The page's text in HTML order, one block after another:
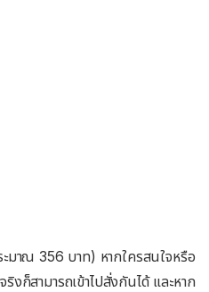
มาณ 356 บาท) หากใครสนใจหรือ
งก็สามารถเข้าไปสั่งกันได้ และหาก